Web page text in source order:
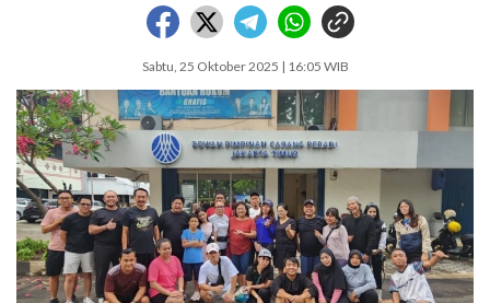
Sabtu, 25 Oktober 2025 | 16:05 WIB